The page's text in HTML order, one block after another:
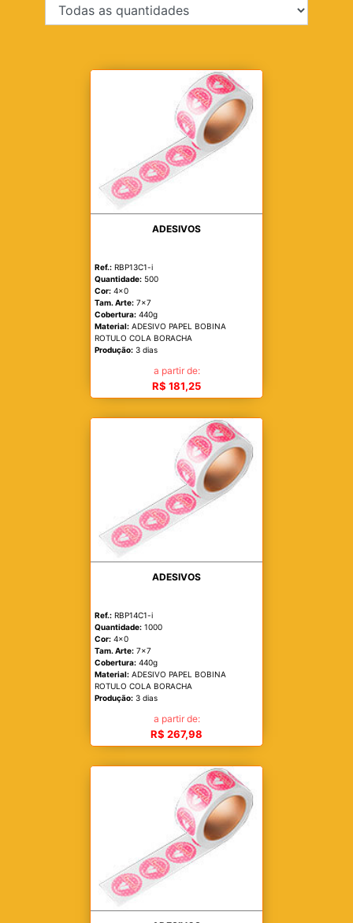
ADESIVOS
Ref.: RBP13C1-i
Quantidade: 500
Cor: 4x0
Tam. Arte: 7x7
Cobertura: 440g
Material: ADESIVO PAPEL BOBINA
ROTULO COLA BORACHA
Produção: 3 dias
a partir de:
R$ 181,25
ADESIVOS
Ref.: RBP14C1-i
Quantidade: 1000
Cor: 4x0
Tam. Arte: 7x7
Cobertura: 440g
Material: ADESIVO PAPEL BOBINA
ROTULO COLA BORACHA
Produção: 3 dias
a partir de:
R$ 267,98